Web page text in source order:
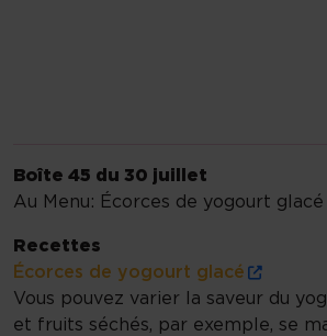
Boîte 45 du 30 juillet
Au Menu: Écorces de yogourt
Recettes
Écorces de yogourt glacé
Vous pouvez varier la saveur du
et fruits séchés, par exemple, se